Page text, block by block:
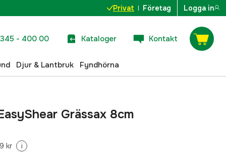
Privat Företag Logga in
- 400 00 Kataloger Kontakt
Djur & Lantbruk Fyndhörna
Grässax 8cm
kr i